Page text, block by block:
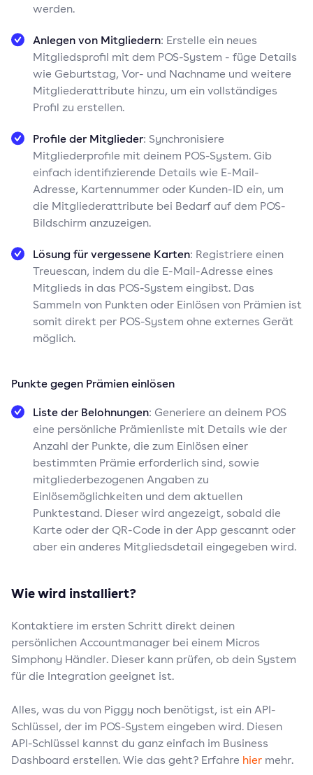
werden.
Anlegen von Mitgliedern: Erstelle ein neues
Mitgliedsprofil mit dem POS-System - füge Details
wie Geburtstag, Vor- und Nachname und weitere
Mitgliederattribute hinzu, um ein vollständiges
Profil zu erstellen.
Profile der Mitglieder: Synchronisiere
Mitgliederprofile mit deinem POS-System. Gib
einfach identifizierende Details wie E-Mail-
Adresse, Kartennummer oder Kunden-ID ein, um
die Mitgliederattribute bei Bedarf auf dem POS-
Bildschirm anzuzeigen.
Lösung für vergessene Karten: Registriere einen
Treuescan, indem du die E-Mail-Adresse eines
Mitglieds in das POS-System eingibst. Das
Sammeln von Punkten oder Einlösen von Prämien ist
somit direkt per POS-System ohne externes Gerät
möglich.
Punkte gegen Prämien einlösen
Liste der Belohnungen: Generiere an deinem POS
eine persönliche Prämienliste mit Details wie der
Anzahl der Punkte, die zum Einlösen einer
bestimmten Prämie erforderlich sind, sowie
mitgliederbezogenen Angaben zu
Einlösemöglichkeiten und dem aktuellen
Punktestand. Dieser wird angezeigt, sobald die
Karte oder der QR-Code in der App gescannt oder
aber ein anderes Mitgliedsdetail eingegeben wird.
Wie wird installiert?
Kontaktiere im ersten Schritt direkt deinen
persönlichen Accountmanager bei einem Micros
Simphony Händler. Dieser kann prüfen, ob dein System
für die Integration geeignet ist.
Alles, was du von Piggy noch benötigst, ist ein API-
Schlüssel, der im POS-System eingeben wird. Diesen
API-Schlüssel kannst du ganz einfach im Business
Dashboard erstellen. Wie das geht? Erfahre hier mehr.